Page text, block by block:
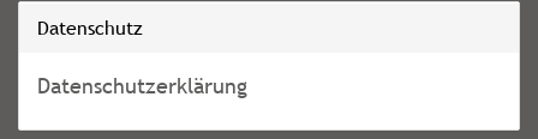
Datenschutz
Datenschutzerklärung